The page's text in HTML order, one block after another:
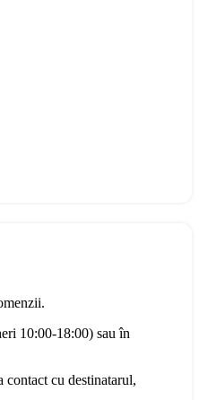
10:00-18:00) sau în
contact cu destinatarul,